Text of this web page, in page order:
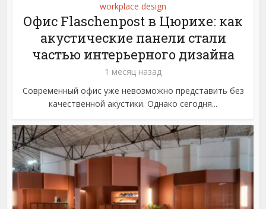
workplace design
Офис Flaschenpost в Цюрихе: как
акустические панели стали
частью интерьерного дизайна
1 месяц назад
Современный офис уже невозможно представить без
качественной акустики. Однако сегодня...